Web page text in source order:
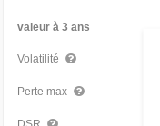
valeur à 3 ans
Volatilité
Perte max